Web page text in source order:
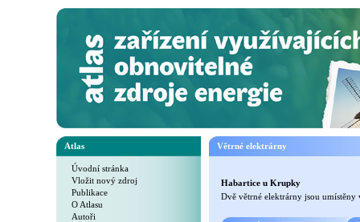
Atlas
Úvodní stránka
Vložit nový zdroj
Publikace
O Atlasu
Autoři
Větrné elektrárny
Habartice u Krupky
Dvě větrné elektrárny jsou